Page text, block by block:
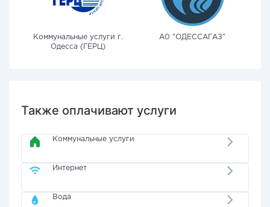
Коммунальные услуги г.
Одесса (ГЕРЦ)
А0 "ОДЕССАГАЗ"
Также оплачивают услуги
Коммунальные услуги
Интернет
Вода